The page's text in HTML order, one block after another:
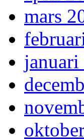
mars
januari